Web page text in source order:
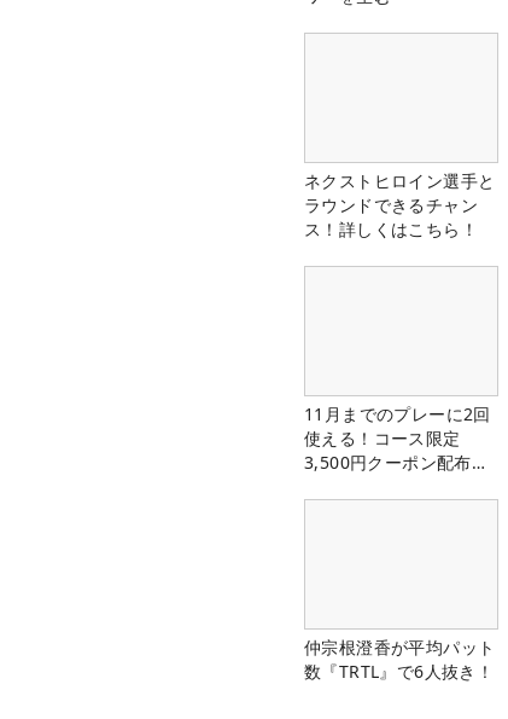
ネクストヒロイン選手と
ラウンドできるチャン
ス！詳しくはこちら！
11月までのプレーに2回
使える！コース限定
3,500円クーポン配布
仲宗根澄香が平均パット
数『TRTL』で6人抜き！